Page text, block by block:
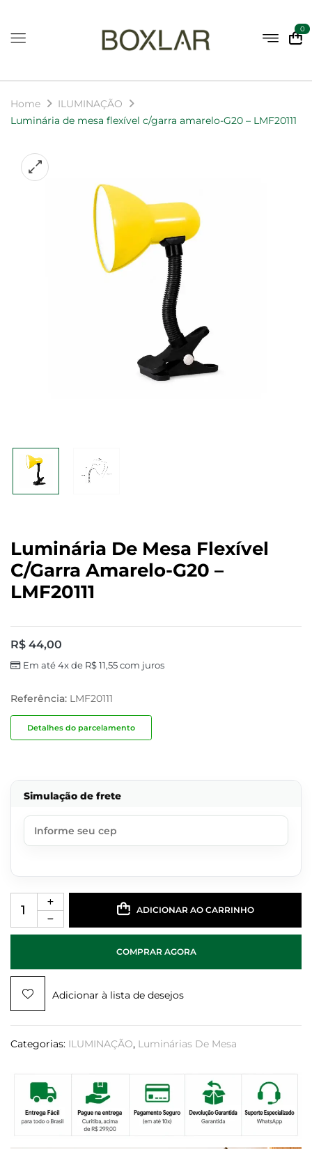
0
Home
ILUMINAÇÃO
Luminária de mesa flexível c/garra amarelo-G20 – LMF20111
Luminária De Mesa Flexível
C/garra Amarelo-G20 –
LMF20111
R$ 44,00
Em até 4x de R$11,55com juros
Referência: LMF20111
Detalhes do parcelamento
Simulação de frete
ADICIONAR AO CARRINHO
COMPRAR AGORA
Adicionar à lista de desejos
Categorias: ILUMINAÇÃO, Luminárias De Mesa